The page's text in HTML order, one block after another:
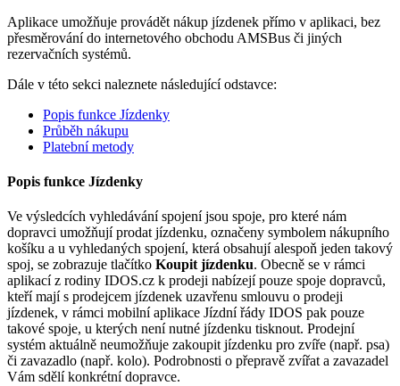
Aplikace umožňuje provádět nákup jízdenek přímo v aplikaci, bez
přesměrování do internetového obchodu AMSBus či jiných
rezervačních systémů.
Dále v této sekci naleznete následující odstavce:
Popis funkce Jízdenky
Průběh nákupu
Platební metody
Popis funkce Jízdenky
Ve výsledcích vyhledávání spojení jsou spoje, pro které nám
dopravci umožňují prodat jízdenku, označeny symbolem nákupního
košíku a u vyhledaných spojení, která obsahují alespoň jeden takový
spoj, se zobrazuje tlačítko Koupit jízdenku. Obecně se v rámci
aplikací z rodiny IDOS.cz k prodeji nabízejí pouze spoje dopravců,
kteří mají s prodejcem jízdenek uzavřenu smlouvu o prodeji
jízdenek, v rámci mobilní aplikace Jízdní řády IDOS pak pouze
takové spoje, u kterých není nutné jízdenku tisknout. Prodejní
systém aktuálně neumožňuje zakoupit jízdenku pro zvíře (např. psa)
či zavazadlo (např. kolo). Podrobnosti o přepravě zvířat a zavazadel
Vám sdělí konkrétní dopravce.